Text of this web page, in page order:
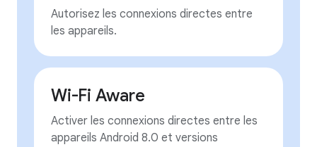
Autorisez les connexions directes entre
les appareils.
Wi-Fi Aware
Activer les connexions directes entre les
appareils Android 8.0 et versions